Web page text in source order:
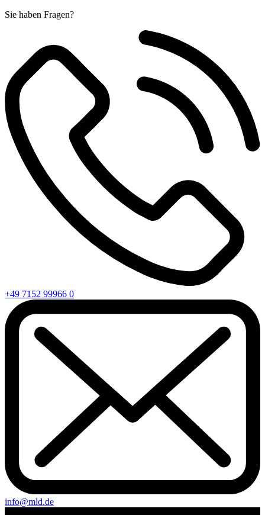
Sie haben Fragen?
+49 7152 99966 0
info@mld.de